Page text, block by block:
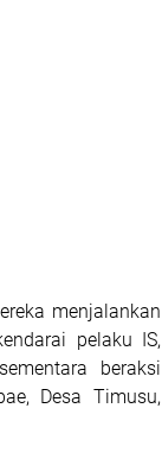
menjalankan
pelaku IS,
beraksi
Desa Timusu,